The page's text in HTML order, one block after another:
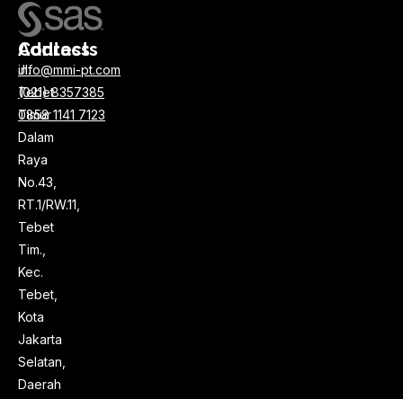
Address
Jl.
Tebet
Timur
Dalam
Raya
No.43,
RT.1/RW.11,
Tebet
Tim.,
Kec.
Tebet,
Kota
Jakarta
Selatan,
Daerah
Contacts
info@mmi-pt.com
(021) 8357385
0858 1141 7123